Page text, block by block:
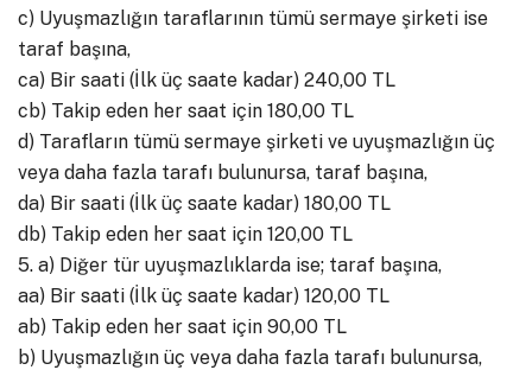
c) Uyuşmazlığın taraflarının tümü sermaye şirketi ise
taraf başına,
ca) Bir saati (İlk üç saate kadar) 240,00 TL
cb) Takip eden her saat için 180,00 TL
d) Tarafların tümü sermaye şirketi ve uyuşmazlığın üç
veya daha fazla tarafı bulunursa, taraf başına,
da) Bir saati (İlk üç saate kadar) 180,00 TL
db) Takip eden her saat için 120,00 TL
5. a) Diğer tür uyuşmazlıklarda ise; taraf başına,
aa) Bir saati (İlk üç saate kadar) 120,00 TL
ab) Takip eden her saat için 90,00 TL
b) Uyuşmazlığın üç veya daha fazla tarafı bulunursa,